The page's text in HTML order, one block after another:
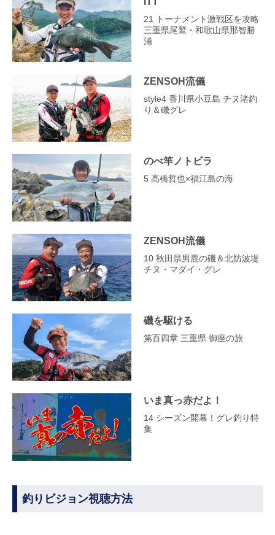
21 トーナメント激戦区を攻略
三重県尾鷲・和歌山県那智勝
浦
ZENSOH流儀
style4 香川県小豆島 チヌ渚釣
り＆磯グレ
のべ竿ノトビラ
5 高橋哲也×福江島の海
ZENSOH流儀
10 秋田県男鹿の磯＆北防波堤
チヌ・マダイ・グレ
磯を駆ける
第百四章 三重県 御座の旅
いま真っ赤だよ！
14 シーズン開幕！グレ釣り特
集
釣りビジョン視聴方法